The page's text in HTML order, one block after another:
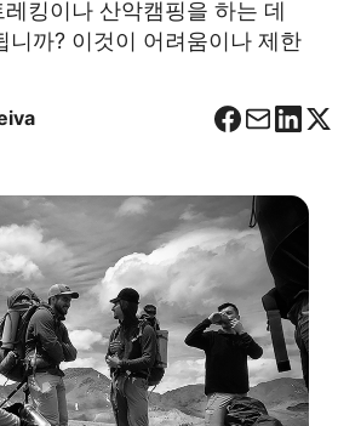
킹이나 산악캠핑을 하는 데
니까? 이것이 어려움이나 제한
F
c
e
b
o
k
C
r
r
e
L
n
I
n
X